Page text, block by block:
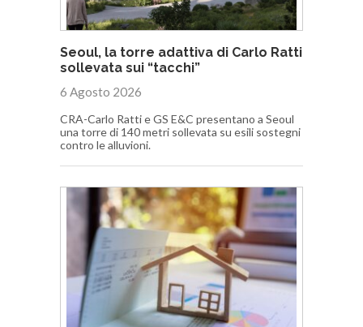
Seoul, la torre adattiva di Carlo Ratti
sollevata sui “tacchi”
6 Agosto 2026
CRA-Carlo Ratti e GS E&C presentano a Seoul
una torre di 140 metri sollevata su esili sostegni
contro le alluvioni.